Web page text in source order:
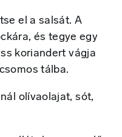
el a salsát. A
és tegye egy
koriandert vágja
tálba.
olívaolajat, sót,